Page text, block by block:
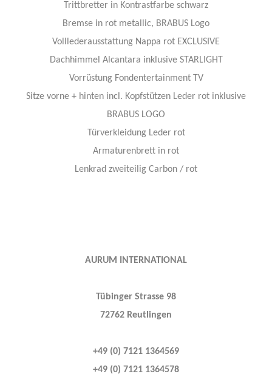
Trittbretter in Kontrastfarbe schwarz
Bremse in rot metallic, BRABUS Logo
Volllederausstattung Nappa rot EXCLUSIVE
Dachhimmel Alcantara inklusive STARLIGHT
Vorrüstung Fondentertainment TV
Sitze vorne + hinten incl. Kopfstützen Leder rot inklusive
BRABUS LOGO
Türverkleidung Leder rot
Armaturenbrett in rot
Lenkrad zweiteilig Carbon / rot
AURUM INTERNATIONAL
Tübinger Strasse 98
72762 Reutlingen
+49 (0) 7121 1364569
+49 (0) 7121 1364578